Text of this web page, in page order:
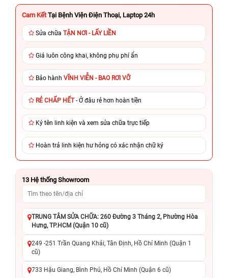
Cam Kết Tại Bệnh Viện Điện Thoại, Laptop 24h
Sửa chữa TẬN NƠI - LẤY LIỀN
Giá luôn công khai, không phụ phí ẩn
Bảo hành VĨNH VIỄN - BAO RƠI VỠ
RẺ CHẤP HẾT- Ở đâu rẻ hơn hoàn tiền
Ký tên linh kiện và xem sửa chữa trực tiếp
Hoàn trả linh kiện hư hỏng có xác nhận chữ ký
13 Hệ thống Showroom
TRUNG TÂM SỬA CHỮA: 260 Đường 3 Tháng 2, Phường Hòa
Hưng, TP.HCM (Quận 10 cũ)
249 -251 Trần Quang Khải, Tân Định, Hồ Chí Minh (Quận 1
cũ)
733 Hậu Giang, Bình Phú, Hồ Chí Minh (Quận 6 cũ)